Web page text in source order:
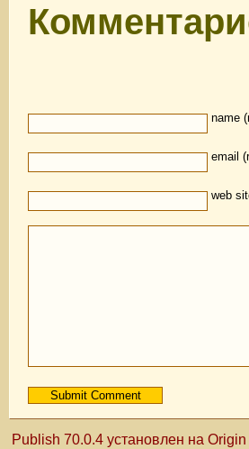
name
email
web
Publish 70.0.4 установлен на Origin